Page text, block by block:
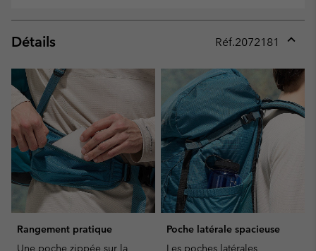
Détails Réf.2072181
or
Rangement pratique
Une poche zippée sur la
Poche latérale spacieuse
Les poches latérales